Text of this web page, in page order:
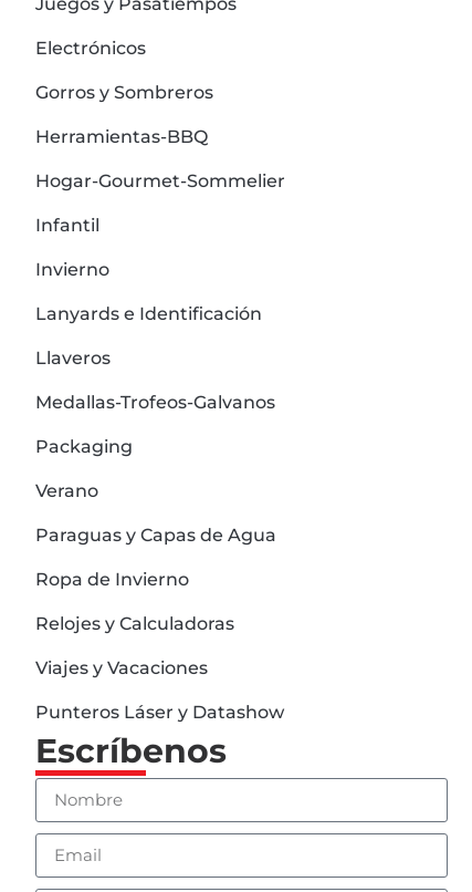
Electrónicos
Gorros y Sombreros
Herramientas-BBQ
Hogar-Gourmet-Sommelier
Infantil
Invierno
Lanyards e Identificación
Llaveros
Medallas-Trofeos-Galvanos
Packaging
Verano
Paraguas y Capas de Agua
Ropa de Invierno
Relojes y Calculadoras
Viajes y Vacaciones
Punteros Láser y Datashow
Escríbenos